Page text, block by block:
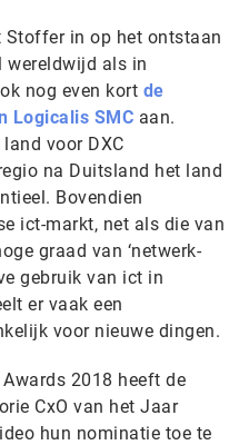
Stoffer in op het ontstaan
wereldwijd als in
nog even kort de
Logicalis SMC aan.
voor DXC
na Duitsland het land
Bovendien
ict-markt, net als die van
graad van ‘netwerk-
gebruik van ict in
er vaak een
voor nieuwe dingen.
2018 heeft de
CxO van het Jaar
hun nominatie toe te